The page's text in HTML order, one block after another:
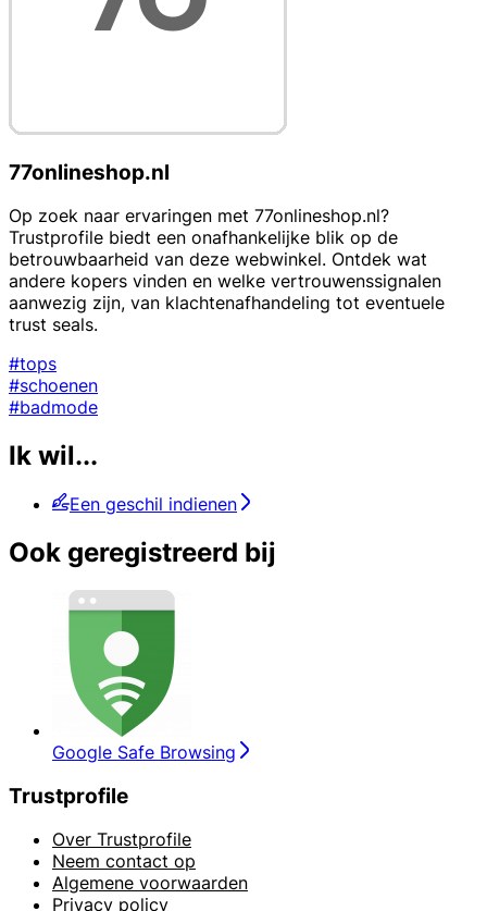
77onlineshop.nl
Op zoek naar ervaringen met 77onlineshop.nl?
Trustprofile biedt een onafhankelijke blik op de
betrouwbaarheid van deze webwinkel. Ontdek wat
andere kopers vinden en welke vertrouwenssignalen
aanwezig zijn, van klachtenafhandeling tot eventuele
trust seals.
#tops
#schoenen
#badmode
Ik wil...
Een geschil indienen
Ook geregistreerd bij
Google Safe Browsing
Trustprofile
Over Trustprofile
Neem contact op
Algemene voorwaarden
Privacy policy